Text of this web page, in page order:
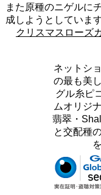
また原種のニゲルに
成しようとしています
クリスマスローズ
ネットシ
の最も美
グル糸ピ
ムオリジ
翡翠・
と交配種